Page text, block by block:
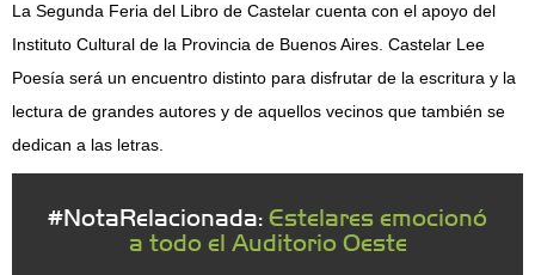
La Segunda Feria del Libro de Castelar cuenta con el apoyo del
Instituto Cultural de la Provincia de Buenos Aires. Castelar Lee
Poesía será un encuentro distinto para disfrutar de la escritura y la
lectura de grandes autores y de aquellos vecinos que también se
dedican a las letras.
#NotaRelacionada: Estelares emocionó
a todo el Auditorio Oeste